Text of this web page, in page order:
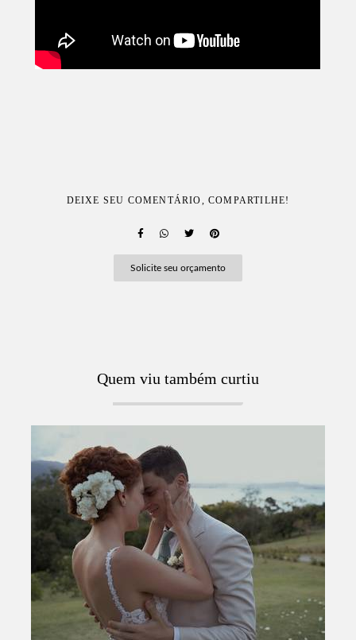
DEIXE SEU COMENTÁRIO, COMPARTILHE!
Solicite seu orçamento
Quem viu também curtiu